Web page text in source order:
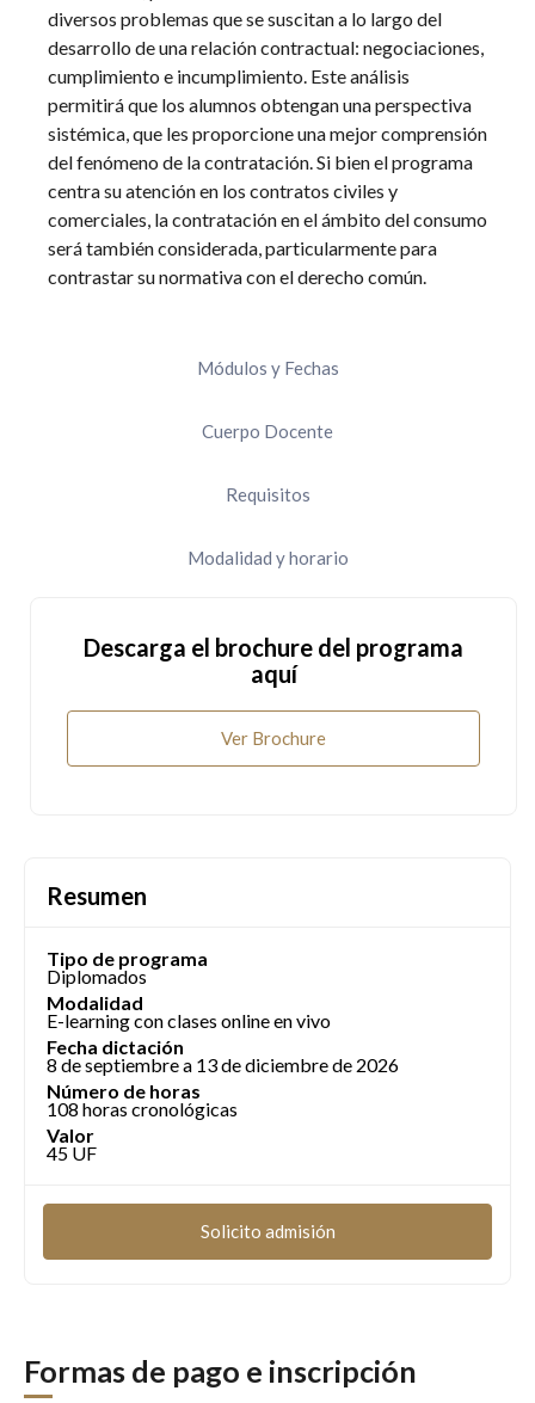
Módulos y Fechas
Cuerpo Docente
Requisitos
Modalidad y horario
diversos problemas que se suscitan a lo largo del
desarrollo de una relación contractual: negociaciones,
cumplimiento e incumplimiento. Este análisis
permitirá que los alumnos obtengan una perspectiva
sistémica, que les proporcione una mejor comprensión
del fenómeno de la contratación. Si bien el programa
centra su atención en los contratos civiles y
comerciales, la contratación en el ámbito del consumo
será también considerada, particularmente para
contrastar su normativa con el derecho común.
Descarga el brochure del programa
aquí
Ver Brochure
Resumen
Tipo de programa
Diplomados
Modalidad
E-learning con clases online en vivo
Fecha dictación
8 de septiembre a 13 de diciembre de 2026
Número de horas
108 horas cronológicas
Valor
45 UF
Solicito admisión
Formas de pago e inscripción